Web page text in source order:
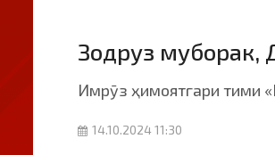
Зодруз муборак,
Имрӯз ҳимоятгари тими
14.10.2024 11:30